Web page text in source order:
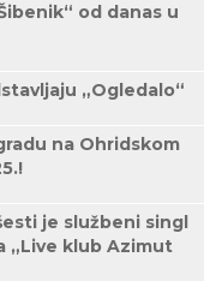
od danas u
„Ogledalo“
na Ohridskom
je službeni singl
„Live klub Azimut